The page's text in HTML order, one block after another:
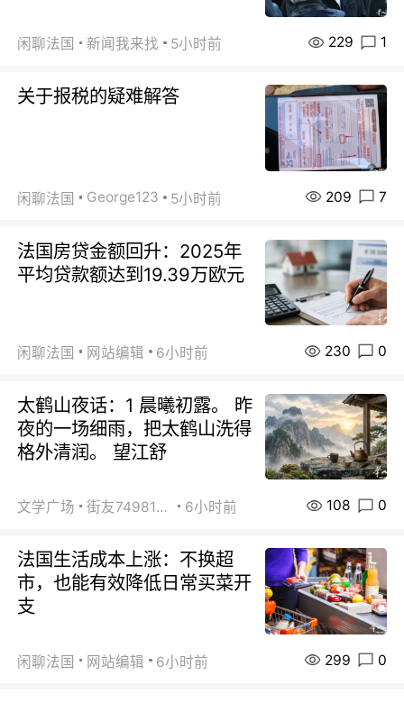
闲聊法国 新闻我来找 5小时前 229 1
关于报税的疑难解答
闲聊法国 George123 5小时前 209 7
法国房贷金额回升：2025年
平均贷款额达到19.39万欧元
闲聊法国 网站编辑 6小时前 230 0
太鹤山夜话：1 晨曦初露。 昨
夜的一场细雨，把太鹤山洗得
格外清润。 望江舒
文学广场 街友74981146 6小时前 108 0
法国生活成本上涨：不换超
市，也能有效降低日常买菜开
支
闲聊法国 网站编辑 6小时前 299 0